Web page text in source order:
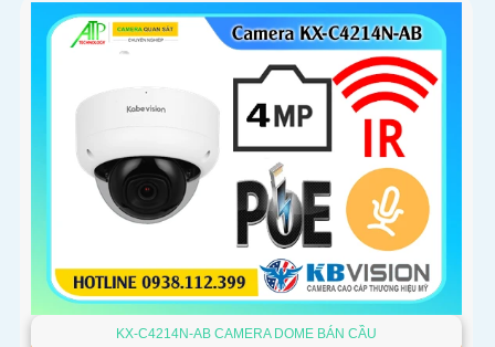
KX-C4214N-AB CAMERA DOME BÁN CẦU